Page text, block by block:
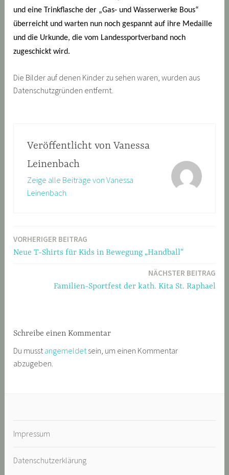
und eine Trinkflasche der „Gas- und Wasserwerke Bous“
überreicht und warten nun noch gespannt auf ihre Medaille
und die Urkunde, die vom Landessportverband noch
zugeschickt wird.
Die Bilder auf denen Kinder zu sehen waren, wurden aus
Datenschutzgründen entfernt.
Veröffentlicht von Vanessa
Leinenbach
Zeige alle Beiträge von Vanessa
Leinenbach
Beitragsnavigation
VORHERIGER BEITRAG
Neue T-Shirts für Kids in Bewegung „Handball“
NÄCHSTER BEITRAG
Familien-Sportfest der kath. Kita St. Raphael
Schreibe einen Kommentar
Du musstangemeldetsein, um einen Kommentar
abzugeben.
Impressum
Datenschutzerklärung